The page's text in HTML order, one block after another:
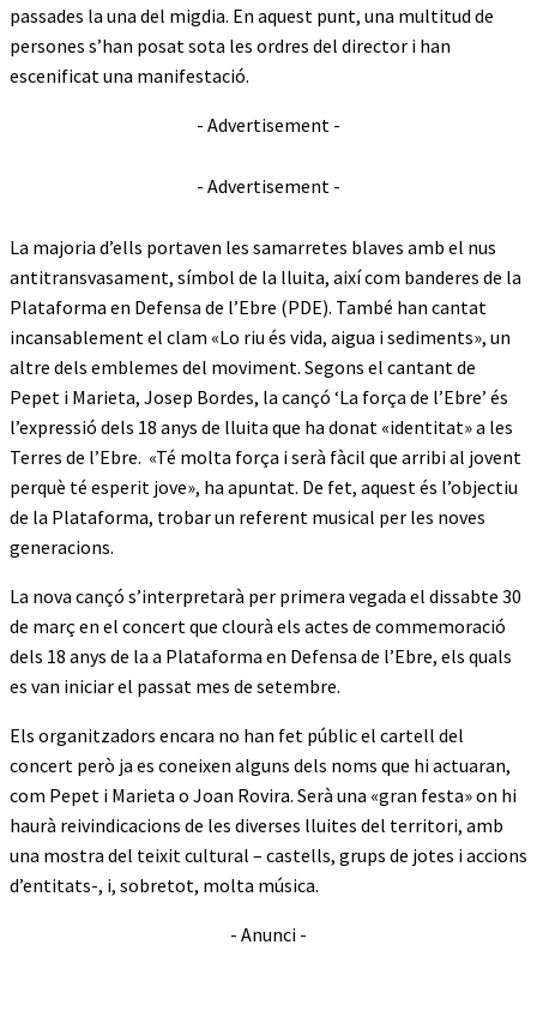
passades la una del migdia. En aquest punt, una multitud de
persones s’han posat sota les ordres del director i han
escenificat una manifestació.
- Advertisement -
- Advertisement -
La majoria d’ells portaven les samarretes blaves amb el nus
antitransvasament, símbol de la lluita, així com banderes de la
Plataforma en Defensa de l’Ebre (PDE). També han cantat
incansablement el clam «Lo riu és vida, aigua i sediments», un
altre dels emblemes del moviment. Segons el cantant de
Pepet i Marieta, Josep Bordes, la cançó ‘La força de l’Ebre’ és
l’expressió dels 18 anys de lluita que ha donat «identitat» a les
Terres de l’Ebre. «Té molta força i serà fàcil que arribi al jovent
perquè té esperit jove», ha apuntat. De fet, aquest és l’objectiu
de la Plataforma, trobar un referent musical per les noves
generacions.
La nova cançó s’interpretarà per primera vegada el dissabte 30
de març en el concert que clourà els actes de commemoració
dels 18 anys de la a Plataforma en Defensa de l’Ebre, els quals
es van iniciar el passat mes de setembre.
Els organitzadors encara no han fet públic el cartell del
concert però ja es coneixen alguns dels noms que hi actuaran,
com Pepet i Marieta o Joan Rovira. Serà una «gran festa» on hi
haurà reivindicacions de les diverses lluites del territori, amb
una mostra del teixit cultural – castells, grups de jotes i accions
d’entitats-, i, sobretot, molta música.
- Anunci -